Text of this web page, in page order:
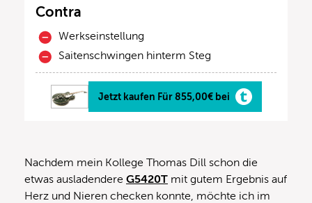
Contra
Werkseinstellung
Saitenschwingen hinterm Steg
Jetzt kaufen Für 855,00€ bei
Nachdem mein Kollege Thomas Dill schon die
etwas ausladendere G5420T mit gutem Ergebnis auf
Herz und Nieren checken konnte, möchte ich im